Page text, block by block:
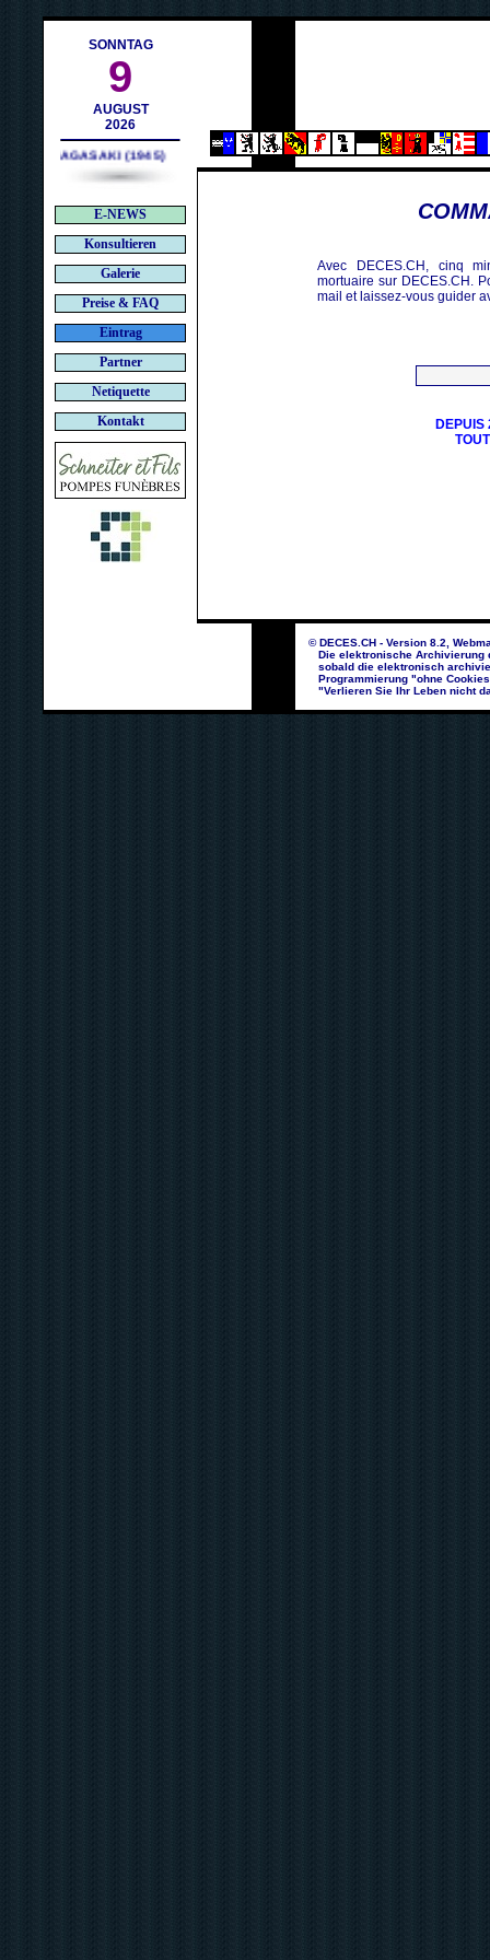
SONNTAG
9
AUGUST
2026
NAGASAKI (1945)
E-NEWS
Konsultieren
Galerie
Preise & FAQ
Eintrag
Partner
Netiquette
Kontakt
Avec DECES.CH, cinq
mortuaire sur DECES.CH.
mail et laissez-vous guider
DEPUIS
© DECES.CH - Version 8.2,
Die elektronische Archivierung
sobald die elektronisch
Programmierung "ohne
"Verlieren Sie Ihr Leben nicht